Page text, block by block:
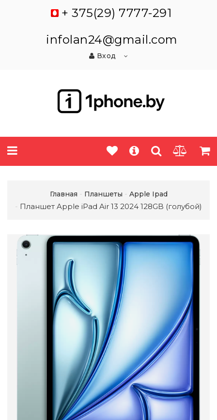
+ 375(29) 7777-291
infolan24@gmail.com
Вход
Главная Планшеты Apple Ipad
Планшет Apple iPad Air 13 2024 128GB (голубой)